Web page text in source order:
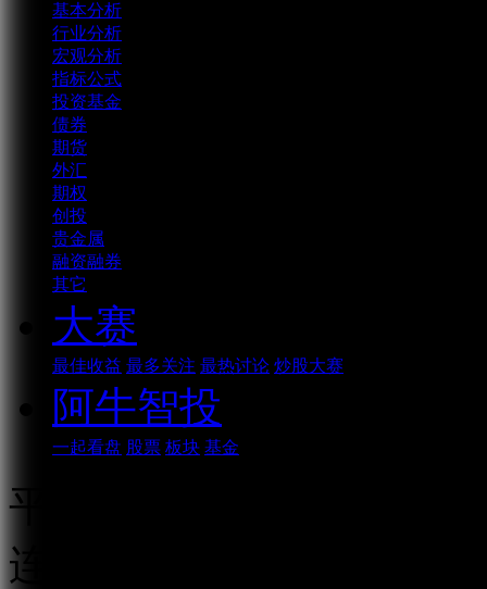
基本分析
行业分析
宏观分析
指标公式
投资基金
债券
期货
外汇
期权
创投
贵金属
融资融券
其它
大赛
最佳收益 最多关注 最热讨论 炒股大赛
阿牛智投
一起看盘 股票 板块 基金
平准基金和中东的土豪
连续播放